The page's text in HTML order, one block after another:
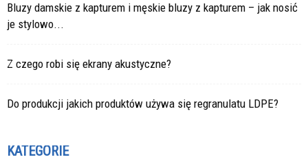
Bluzy damskie z kapturem i męskie bluzy z kapturem – jak nosić
je stylowo...
Z czego robi się ekrany akustyczne?
Do produkcji jakich produktów używa się regranulatu LDPE?
KATEGORIE